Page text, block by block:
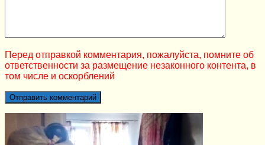
Перед отправкой комментария, пожалуйста, помните об
ответственности за размещение незаконного контента, в
том числе и оскорблений